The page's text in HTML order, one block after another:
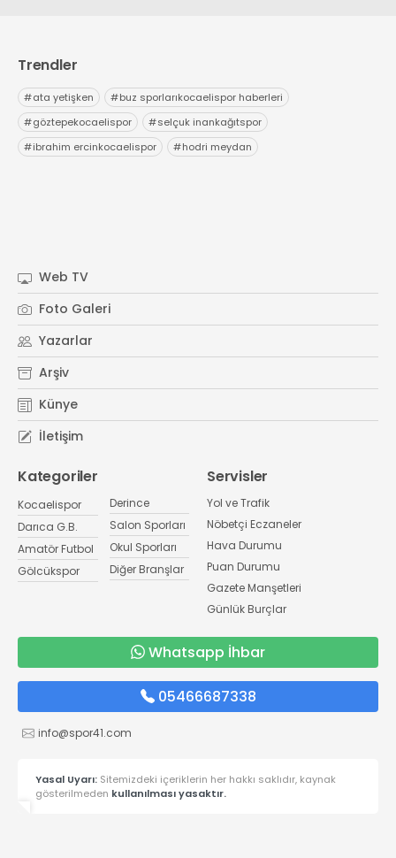
Trendler
#ata yetişken #buz sporlarıkocaelispor haberleri
#göztepekocaelispor #selçuk inankağıtspor
#ibrahim ercinkocaelispor #hodri meydan
Web TV
Foto Galeri
Yazarlar
Arşiv
Künye
İletişim
Kategoriler
Kocaelispor
Darıca G.B.
Amatör Futbol
Gölcükspor
Derince
Salon Sporları
Okul Sporları
Diğer Branşlar
Servisler
Yol ve Trafik
Nöbetçi Eczaneler
Hava Durumu
Puan Durumu
Gazete Manşetleri
Günlük Burçlar
Whatsapp İhbar
05466687338
info@spor41.com
Yasal Uyarı: Sitemizdeki içeriklerin her hakkı saklıdır, kaynak
gösterilmeden kullanılması yasaktır.